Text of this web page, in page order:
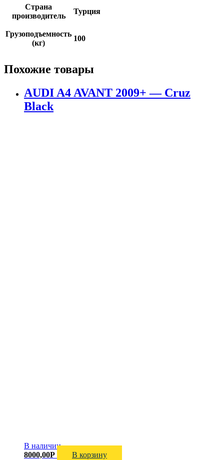
Страна
производитель
Турция
Грузоподъемность
(кг)
100
Похожие товары
AUDI A4 AVANT 2009+ — Cruz
Black
В наличии
8000,00Р
В корзину